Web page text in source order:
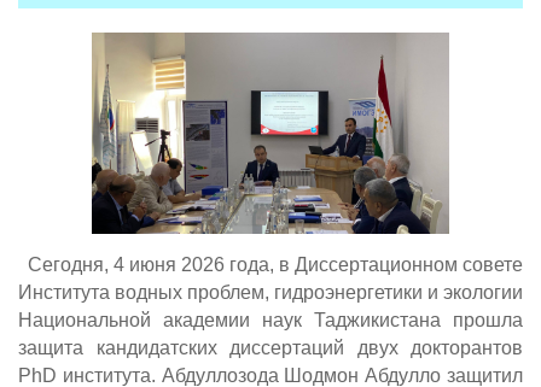
Сегодня, 4 июня 2026 года, в Диссертационном совете
Института водных проблем, гидроэнергетики и экологии
Национальной академии наук Таджикистана прошла
защита кандидатских диссертаций двух докторантов
PhD института. Абдуллозода Шодмон Абдулло защитил